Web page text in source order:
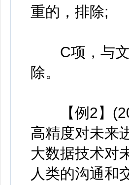
重的，排除;
C项，与文
除。
【例2】
高精度对未来
大数据技术对
人类的沟通和